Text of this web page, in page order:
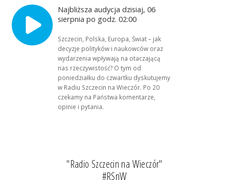
Najbliższa audycja dzisiaj, 06
sierpnia po godz. 02:00
Szczecin, Polska, Europa, Świat – jak
decyzje polityków i naukowców oraz
wydarzenia wpływają na otaczającą
nas rzeczywistość? O tym od
poniedziałku do czwartku dyskutujemy
w Radiu Szczecin na Wieczór. Po 20
czekamy na Państwa komentarze,
opinie i pytania.
"Radio Szczecin na Wieczór"
#RSnW